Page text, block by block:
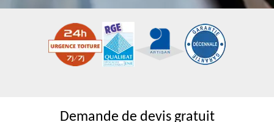
Demande de devis gratuit